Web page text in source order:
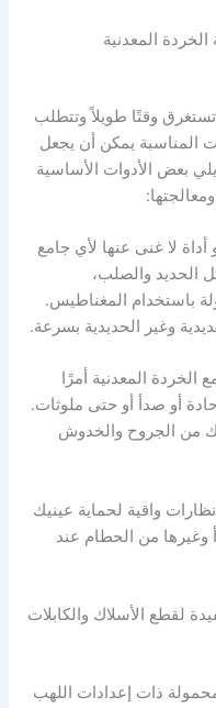
وقتًا طويلاً وتتطلب
المناسبة يمكن أن يجعل
بعض الأدوات الأساسية
لا غنى عنها لأي جامع
الحديد والصلب،
باستخدام المغناطيس.
وغير الحديدية بسرعة.
الخردة المعدنية أمرًا
أو صدأ أو حتى ملوثات.
من الجروح والخدوش
واقية لحماية عينيك
وغيرها من الحطام عند
لقطع الأسلاك والكابلات
ذات إعدادات اللهب